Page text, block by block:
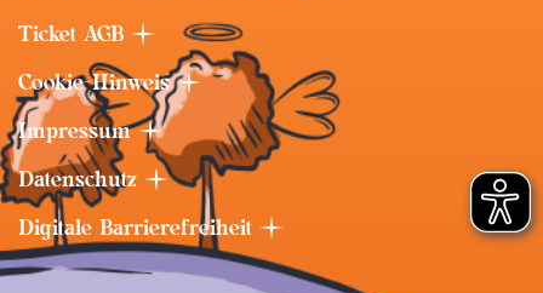
Ticket AGB
Cookie-Hinweis
Impressum
Datenschutz
Digitale Barrierefreiheit